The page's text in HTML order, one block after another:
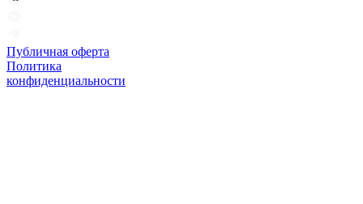
Публичная оферта
Политика
конфиденциальности